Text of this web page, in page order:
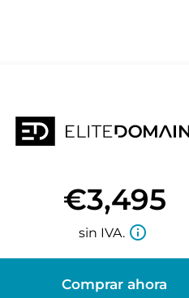
€3,495
sin IVA. info_outline
Comprar ahora